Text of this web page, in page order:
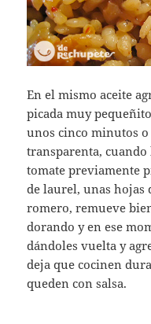
En el mismo aceite
picada muy
unos cinco minutos o
transparenta, cuando
tomate previamente
de laurel, unas hojas
romero, remueve
dorando y en ese
dándoles vuelta y
deja que cocinen
queden con salsa.